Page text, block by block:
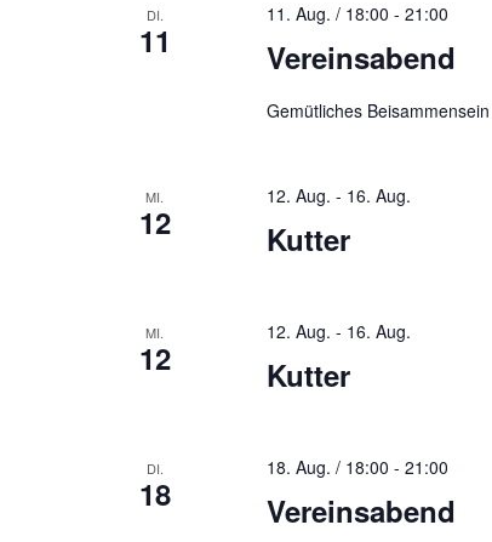
DI.
11 Vereinsabend
11. Aug. / 18:00 - 21:00
Gemütliches
MI.
12 Kutter
12. Aug. - 16. Aug.
MI.
12 Kutter
12. Aug. - 16. Aug.
DI.
18 Vereinsabend
18. Aug. / 18:00 - 21:00